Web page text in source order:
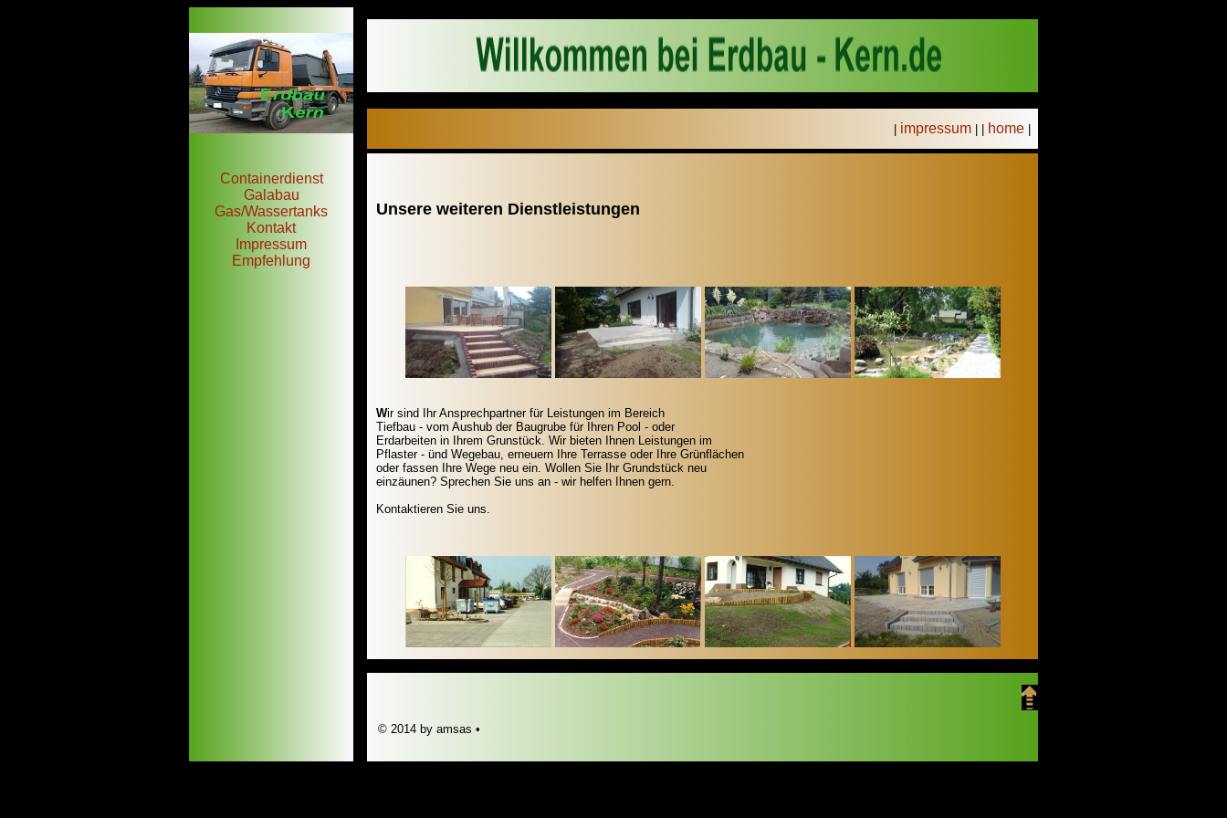
Containerdienst
Galabau
Gas/Wassertanks
Kontakt
Impressum
Empfehlung
impressum home
Unsere weiteren Dienstleistungen
Wir sind Ihr Ansprechpartner für Leistungen im Bereich
Tiefbau - vom Aushub der Baugrube für Ihren Pool - oder
Erdarbeiten in Ihrem Grunstück. Wir bieten Ihnen Leistungen im
Pflaster - ünd Wegebau, erneuern Ihre Terrasse oder Ihre Grünflächen
oder fassen Ihre Wege neu ein. Wollen Sie Ihr Grundstück neu
einzäunen? Sprechen Sie uns an - wir helfen Ihnen gern.
Kontaktieren Sie uns.
© 2014 by amsas •